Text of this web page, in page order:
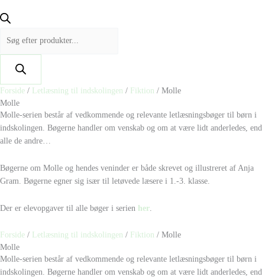
Forside / Letlæsning til indskolingen / Fiktion / Molle
Molle
Molle-serien består af vedkommende og relevante letlæsningsbøger til børn i
indskolingen. Bøgerne handler om venskab og om at være lidt anderledes, end
alle de andre…
Bøgerne om Molle og hendes veninder er både skrevet og illustreret af Anja
Gram. Bøgerne egner sig især til letøvede læsere i 1.-3. klasse.
Der er elevopgaver til alle bøger i serien her
Forside / Letlæsning til indskolingen / Fiktion / Molle
Molle
Molle-serien består af vedkommende og relevante letlæsningsbøger til børn i
indskolingen. Bøgerne handler om venskab og om at være lidt anderledes, end